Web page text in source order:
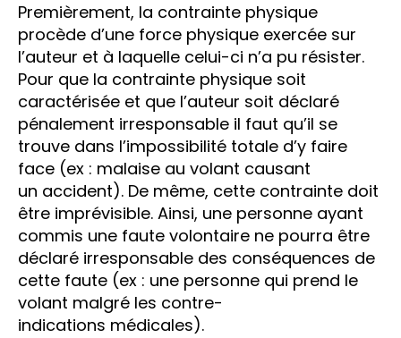
Premièrement, la contrainte physique
procède d’une force physique exercée sur
l’auteur et à laquelle celui-ci n’a pu résister.
Pour que la contrainte physique soit
caractérisée et que l’auteur soit déclaré
pénalement irresponsable il faut qu’il se
trouve dans l’impossibilité totale d’y faire
face (ex : malaise au volant causant
un accident). De même, cette contrainte doit
être imprévisible. Ainsi, une personne ayant
commis une faute volontaire ne pourra être
déclaré irresponsable des conséquences de
cette faute (ex : une personne qui prend le
volant malgré les contre-
indications médicales).